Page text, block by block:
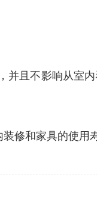
且不影响从室
修和家具的使用寿